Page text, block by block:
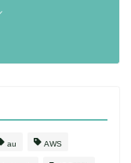
au AWS